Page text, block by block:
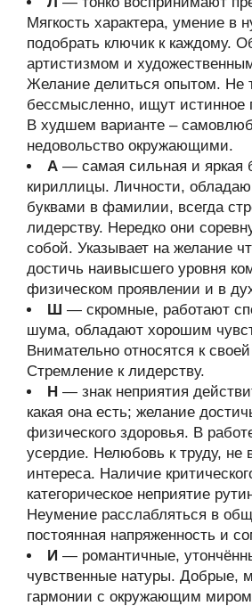
Мягкость характера, умение в
подобрать ключик к каждому.
артистизмом и
Желание делиться опытом. Не
бессмысленно, ищут истинное
В худшем варианте –
недовольство окружающими.
А — самая сильная и яркая
кириллицы. Личности,
буквами в фамилии, всегда
лидерству. Нередко они
собой. Указывает на желание
достичь наивысшего уровня
физическом проявлении и в
Ш — скромные, работают
шума, обладают хорошим
Внимательно относятся к
Стремление к лидерству.
Н — знак неприятия
какая она есть; желание
физического здоровья. В
усердие. Нелюбовь к труду,
интереса. Наличие
категорическое неприятие
Неумение расслабляться в
постоянная напряженность и
И — романтичные,
чувственные натуры. Добрые,
гармонии с окружающим